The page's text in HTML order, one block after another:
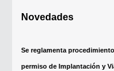
Novedades
Se reglamenta
permiso de Implantación y